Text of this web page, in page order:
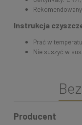
Instrukcja
Prać w
Nie suszyć w
Producent